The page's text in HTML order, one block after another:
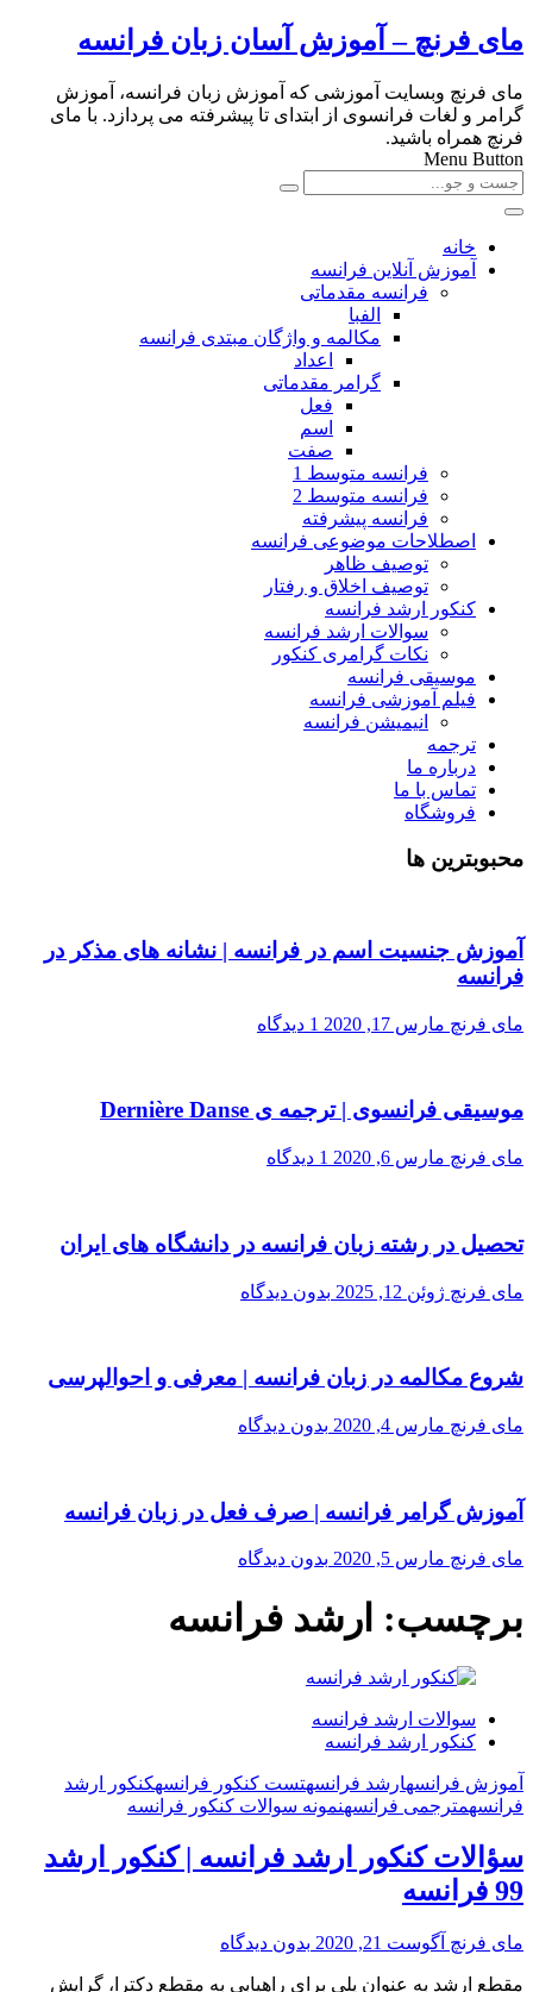
مای فرنچ – آموزش آسان زبان فرانسه
مای فرنچ وبسایت آموزشی که آموزش زبان فرانسه، آموزش
گرامر و لغات فرانسوی از ابتدای تا پیشرفته می پردازد. با مای
فرنچ همراه باشید.
Menu Button
خانه
آموزش آنلاین فرانسه
فرانسه مقدماتی
الفبا
مکالمه و واژگان مبتدی فرانسه
اعداد
گرامر مقدماتی
فعل
اسم
صفت
فرانسه متوسط 1
فرانسه متوسط 2
فرانسه پیشرفته
اصطلاحات موضوعی فرانسه
توصیف ظاهر
توصیف اخلاق و رفتار
کنکور ارشد فرانسه
سوالات ارشد فرانسه
نکات گرامری کنکور
موسیقی فرانسه
فیلم آموزشی فرانسه
انیمیشن فرانسه
ترجمه
درباره ما
تماس با ما
فروشگاه
محبوبترین ها
آموزش جنسیت اسم در فرانسه | نشانه های مذکر در
فرانسه
مای فرنچ مارس 17, 2020 1 دیدگاه
موسیقی فرانسوی | ترجمه ی Dernière Danse
مای فرنچ مارس 6, 2020 1 دیدگاه
تحصیل در رشته زبان فرانسه در دانشگاه های ایران
مای فرنچ ژوئن 12, 2025 بدون دیدگاه
شروع مکالمه در زبان فرانسه | معرفی و احوالپرسی
مای فرنچ مارس 4, 2020 بدون دیدگاه
آموزش گرامر فرانسه | صرف فعل در زبان فرانسه
مای فرنچ مارس 5, 2020 بدون دیدگاه
برچسب: ارشد فرانسه
سوالات ارشد فرانسه
کنکور ارشد فرانسه
آموزش فرانسهارشد فرانسهتست کنکور فرانسهکنکور ارشد
فرانسهمترجمی فرانسهنمونه سوالات کنکور فرانسه
سؤالات کنکور ارشد فرانسه | کنکور ارشد
99 فرانسه
مای فرنچ آگوست 21, 2020 بدون دیدگاه
مقطع ارشد به عنوان پلی برای راهیابی به مقطع دکترا، گرایش